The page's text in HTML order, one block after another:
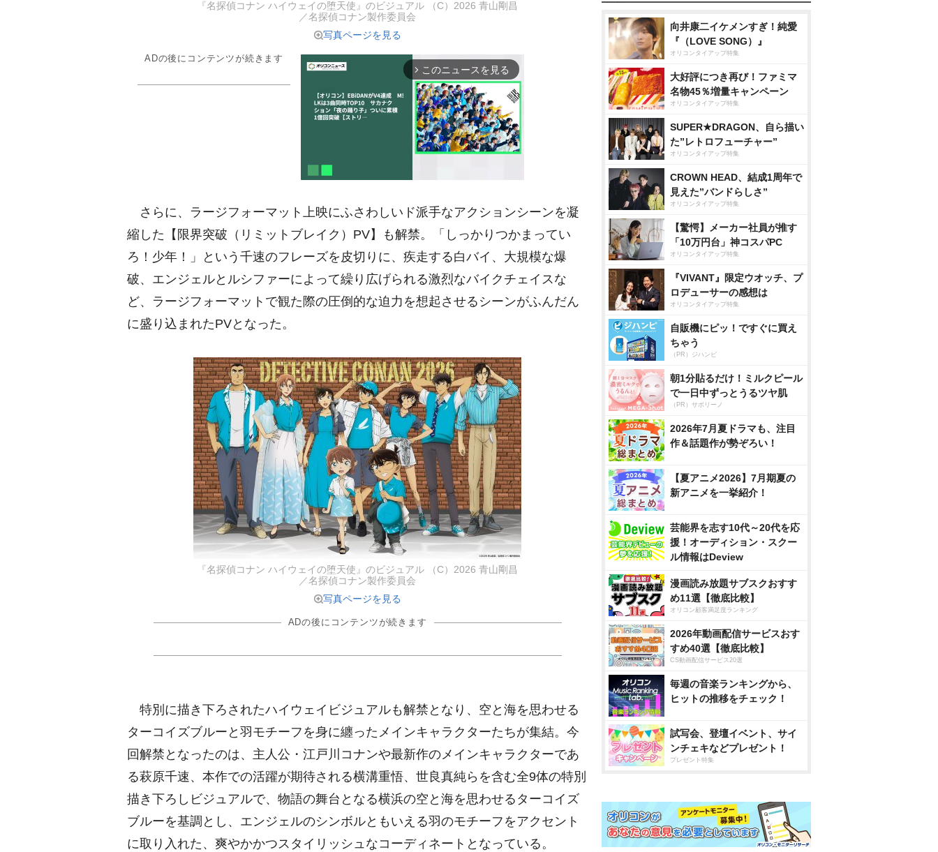
『名探偵コナン ハイウェイの堕天使』のビジュアル （C）2026 青山剛昌
／名探偵コナン製作委員会
写真ページを見る
ADの後にコンテンツが続きます
arrow_forward_ios このニュースを見る
M
u
さらに、ラージフォーマット上映にふさわしいド派手なアクションシーンを凝
縮した【限界突破（リミットブレイク）PV】も解禁。「しっかりつかまってい
ろ！少年！」という千速のフレーズを皮切りに、疾走する白バイ、大規模な爆
破、エンジェルとルシファーによって繰り広げられる激烈なバイクチェイスな
ど、ラージフォーマットで観た際の圧倒的な迫力を想起させるシーンがふんだん
に盛り込まれたPVとなった。
『名探偵コナン ハイウェイの堕天使』のビジュアル （C）2026 青山剛昌
／名探偵コナン製作委員会
写真ページを見る
ADの後にコンテンツが続きます
特別に描き下ろされたハイウェイビジュアルも解禁となり、空と海を思わせる
ターコイズブルーと羽モチーフを身に纏ったメインキャラクターたちが集結。今
回解禁となったのは、主人公・江戸川コナンや最新作のメインキャラクターであ
る萩原千速、本作での活躍が期待される横溝重悟、世良真純らを含む全9体の特別
描き下ろしビジュアルで、物語の舞台となる横浜の空と海を思わせるターコイズ
ブルーを基調とし、エンジェルのシンボルともいえる羽のモチーフをアクセント
に取り入れた、爽やかかつスタイリッシュなコーディネートとなっている。
向井康二イケメンすぎ！純愛
『（LOVE SONG）』
オリコンタイアップ特集
大好評につき再び！ファミマ
名物45％増量キャンペーン
オリコンタイアップ特集
SUPER★DRAGON、自ら描い
た”レトロフューチャー”
オリコンタイアップ特集
CROWN HEAD、結成1周年で
見えた”バンドらしさ”
オリコンタイアップ特集
【驚愕】メーカー社員が推す
「10万円台」神コスパPC
オリコンタイアップ特集
『VIVANT』限定ウオッチ、プ
ロデューサーの感想は
オリコンタイアップ特集
自販機にピッ！ですぐに買え
ちゃう
（PR）ジハンピ
朝1分貼るだけ！ミルクピール
で一日中ずっとうるツヤ肌
（PR）サボリーノ
2026年7月夏ドラマも、注目
作＆話題作が勢ぞろい！
【夏アニメ2026】7月期夏の
新アニメを一挙紹介！
芸能界を志す10代～20代を応
援！オーディション・スクー
ル情報はDeview
漫画読み放題サブスクおすす
め11選【徹底比較】
オリコン顧客満足度ランキング
2026年動画配信サービスおす
すめ40選【徹底比較】
CS動画配信サービス20選
毎週の音楽ランキングから、
ヒットの推移をチェック！
試写会、登壇イベント、サイ
ンチェキなどプレゼント！
プレゼント特集